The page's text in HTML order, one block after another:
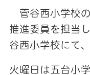
菅谷西小学校
推進委員を担当
谷西小学校にて、
火曜日は五台小